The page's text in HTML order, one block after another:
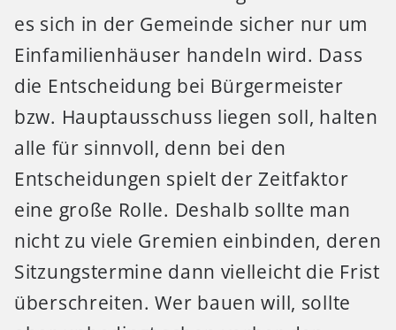
es sich in der Gemeinde sicher nur um
Einfamilienhäuser handeln wird. Dass
die Entscheidung bei Bürgermeister
bzw. Hauptausschuss liegen soll, halten
alle für sinnvoll, denn bei den
Entscheidungen spielt der Zeitfaktor
eine große Rolle. Deshalb sollte man
nicht zu viele Gremien einbinden, deren
Sitzungstermine dann vielleicht die Frist
überschreiten. Wer bauen will, sollte